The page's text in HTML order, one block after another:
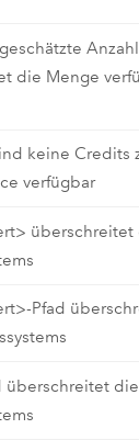
die Menge
keine Credits
verfügbar
überschreitet
Pfad
überschreitet